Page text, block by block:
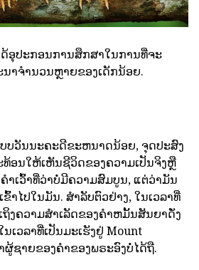
ອຸປະກອນການສຶກສາໃນການທີ່ຈະ
າຈໍານວນຫຼາຍຂອງເດັກນ້ອຍ.
ບວັນນະຄະດີຂະຫນາດນ້ອຍ, ຈຸດປະສົງ
ອນໃຫ້ເຫັນຊີວິດຂອງຄວາມເປັນຈິງຫຼື
າເວົ້າທີ່ວ່າບໍ່ມີຄວາມສົມບູນ, ແຕ່ວ່າມັນ
ຂົ້າໄປໃນມັນ. ສໍາລັບຕົວຢ່າງ, ໃນເວລາທີ່
ງຄວາມສໍາເລັດຂອງຄໍາຫມັ້ນສັນຍາດັ່ງ
ເວລາທີ່ເປັນມະເຮັງຢູ່ Mount
ຜູ້ຊາຍຂອງຄໍາຂອງພຣະອົງບໍ່ໄດ້ຖື.